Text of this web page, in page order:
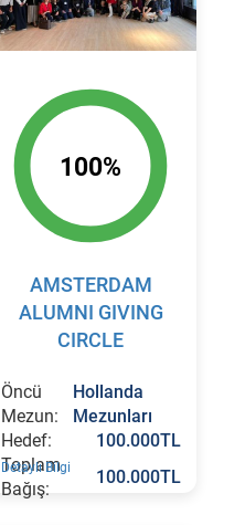
100%
AMSTERDAM
ALUMNI GIVING
CIRCLE
Öncü
Mezun:
Hollanda
Mezunları
Hedef:
100.000TL
Toplam
Bağış:
100.000TL
Detaylı Bilgi